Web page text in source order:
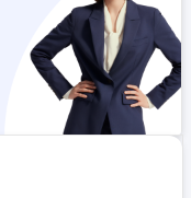
くりの手応えをダイレク
募集職種 ★緊
メーカーと取引有/年休1